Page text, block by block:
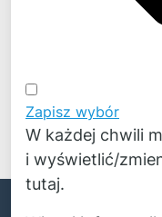
© Copyright 2026
Zapisz wybór
W każdej chwili
i wyświetlić/
tutaj.